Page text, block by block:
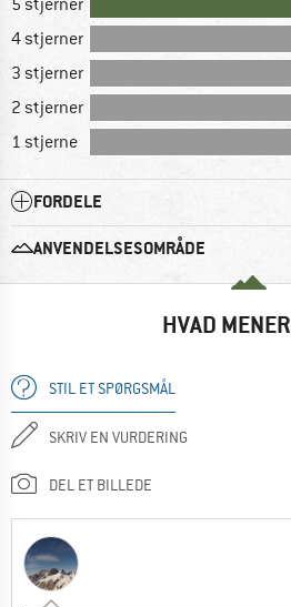
4 stjerner
3 stjerner
2 stjerner
1 stjerne
FORDELE
ANVENDELSESOMRÅDE
HVAD
STIL ET SPØRGSMÅL
SKRIV EN VURDERING
DEL ET BILLEDE